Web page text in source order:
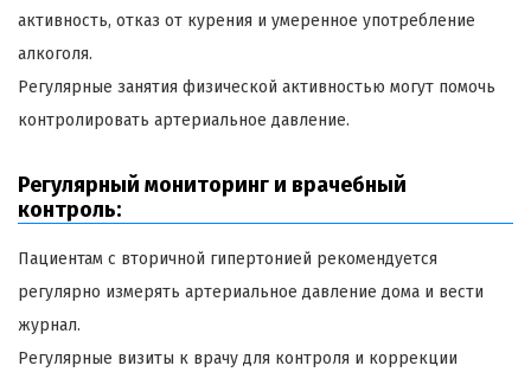
активность, отказ от курения и умеренное употребление
алкоголя.
Регулярные занятия физической активностью могут помочь
контролировать артериальное давление.
Регулярный мониторинг и врачебный
контроль:
Пациентам с вторичной гипертонией рекомендуется
регулярно измерять артериальное давление дома и вести
журнал.
Регулярные визиты к врачу для контроля и коррекции